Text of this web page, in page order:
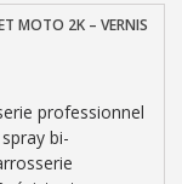
MOTO 2K – VERNIS
professionnel
bi-